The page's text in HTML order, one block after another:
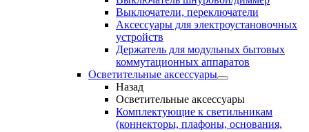
Выключатели, переключатели
Аксессуары для электроустановочных
устройств
Держатель для модульных бытовых
коммутационных аппаратов
Осветительные аксессуары
Назад
Осветительные аксессуары
Комплектующие к светильникам
(коннекторы, плафоны, основания,